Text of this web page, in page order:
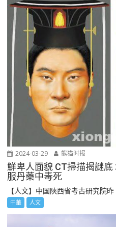
2024-03-29 熊猫时报
鮮卑人面貌 CT掃描揭謎
服丹藥中毒死
【人文】中国陜西省考古研究院昨
中華 人文